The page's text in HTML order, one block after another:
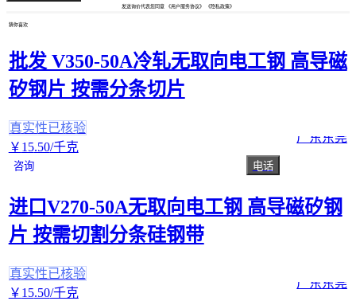
发送询价代表您同意 《用户服务协议》 《隐私政策》
猜你喜欢
批发 V350-50A冷轧无取向电工钢 高导磁
矽钢片 按需分条切片
真实性已核验
￥ 15.50/千克
广东东莞
咨询 电话
进口V270-50A无取向电工钢 高导磁矽钢
片 按需切割分条硅钢带
真实性已核验
￥ 15.50/千克
广东东莞